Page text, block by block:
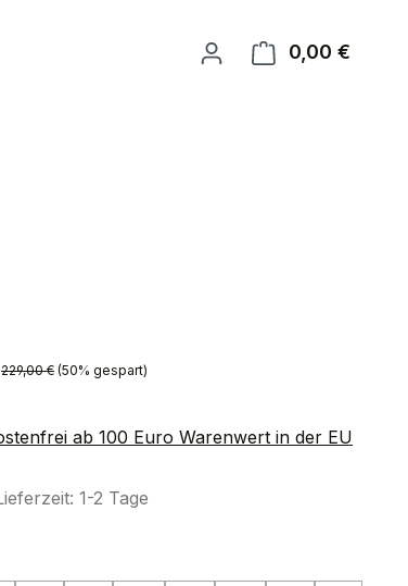
0,00 €
Regulärer Preis:
229,00 € (50% gespart)
ab 100 Euro Warenwert in der EU
1-2 Tage